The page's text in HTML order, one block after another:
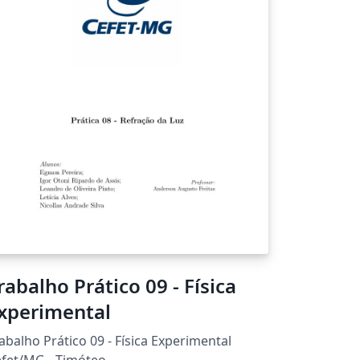
Prático 09 - Física
Prático 09 - Física Experimental